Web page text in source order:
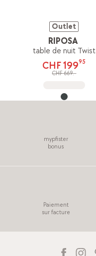
Outlet
RIPOSA
table de nuit Twist
CHF 19995
CHF 669.-
mypfister
bonus
Paiement
sur facture